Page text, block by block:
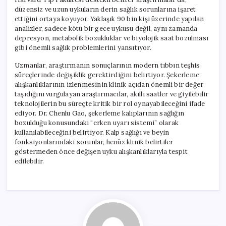
düzensiz ve uzun uykuların derin sağlık sorunlarına işaret
ettiğini ortaya koyuyor. Yaklaşık 90 bin kişi üzerinde yapılan
analizler, sadece kötü bir gece uykusu değil, aynı zamanda
depresyon, metabolik bozukluklar ve biyolojik saat bozulması
gibi önemli sağlık problemlerini yansıtıyor.
Uzmanlar, araştırmanın sonuçlarının modern tıbbın teşhis
süreçlerinde değişiklik gerektirdiğini belirtiyor. Şekerleme
alışkanlıklarının izlenmesinin klinik açıdan önemli bir değer
taşıdığını vurgulayan araştırmacılar, akıllı saatler ve giyilebilir
teknolojilerin bu süreçte kritik bir rol oynayabileceğini ifade
ediyor. Dr. Chenlu Gao, şekerleme kalıplarının sağlığın
bozulduğu konusundaki “erken uyarı sistemi” olarak
kullanılabileceğini belirtiyor. Kalp sağlığı ve beyin
fonksiyonlarındaki sorunlar, henüz klinik belirtiler
göstermeden önce değişen uyku alışkanlıklarıyla tespit
edilebilir.